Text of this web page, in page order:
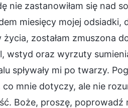
zastanowiłam się nad
miesięcy mojej
zostałam zmuszona
wstyd oraz wyrzuty
spływały mi po twarzy.
mnie dotyczy, ale nie
Boże, proszę, poprowadź